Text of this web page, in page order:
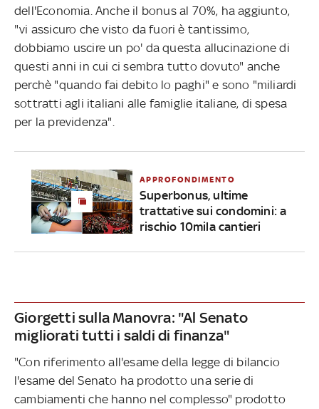
dell'Economia. Anche il bonus al 70%, ha aggiunto,
"vi assicuro che visto da fuori è tantissimo,
dobbiamo uscire un po' da questa allucinazione di
questi anni in cui ci sembra tutto dovuto" anche
perchè "quando fai debito lo paghi" e sono "miliardi
sottratti agli italiani alle famiglie italiane, di spesa
per la previdenza".
APPROFONDIMENTO
Superbonus, ultime
trattative sui condomini: a
rischio 10mila cantieri
Giorgetti sulla Manovra: "Al Senato
migliorati tutti i saldi di finanza"
"Con riferimento all'esame della legge di bilancio
l'esame del Senato ha prodotto una serie di
cambiamenti che hanno nel complesso" prodotto